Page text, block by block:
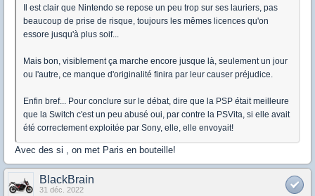
Il est clair que Nintendo se repose un peu trop sur ses lauriers, pas
beaucoup de prise de risque, toujours les mêmes licences qu'on
essore jusqu'à plus soif...
Mais bon, visiblement ça marche encore jusque là, seulement un jour
ou l'autre, ce manque d'originalité finira par leur causer préjudice.
Enfin bref... Pour conclure sur le débat, dire que la PSP était meilleure
que la Switch c'est un peu abusé oui, par contre la PSVita, si elle avait
été correctement exploitée par Sony, elle, elle envoyait!
Avec des si , on met Paris en bouteille!
BlackBrain
31 déc. 2022